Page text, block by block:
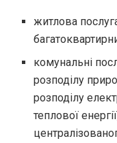
житлова
комунальні
розподілу
розподілу
теплової